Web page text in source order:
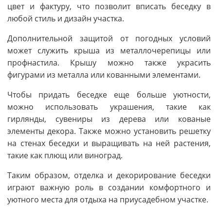
цвет и фактуру, что позволит вписать беседку в
любой стиль и дизайн участка.
Дополнительной защитой от погодных условий
может служить крыша из металлочерепицы или
профнастила. Крышу можно также украсить
фигурами из металла или кованными элементами.
Чтобы придать беседке еще больше уютности,
можно использовать украшения, такие как
гирлянды, сувениры из дерева или кованые
элементы декора. Также можно установить решетку
на стенах беседки и выращивать на ней растения,
такие как плющ или виноград.
Таким образом, отделка и декорирование беседки
играют важную роль в создании комфортного и
уютного места для отдыха на приусадебном участке.